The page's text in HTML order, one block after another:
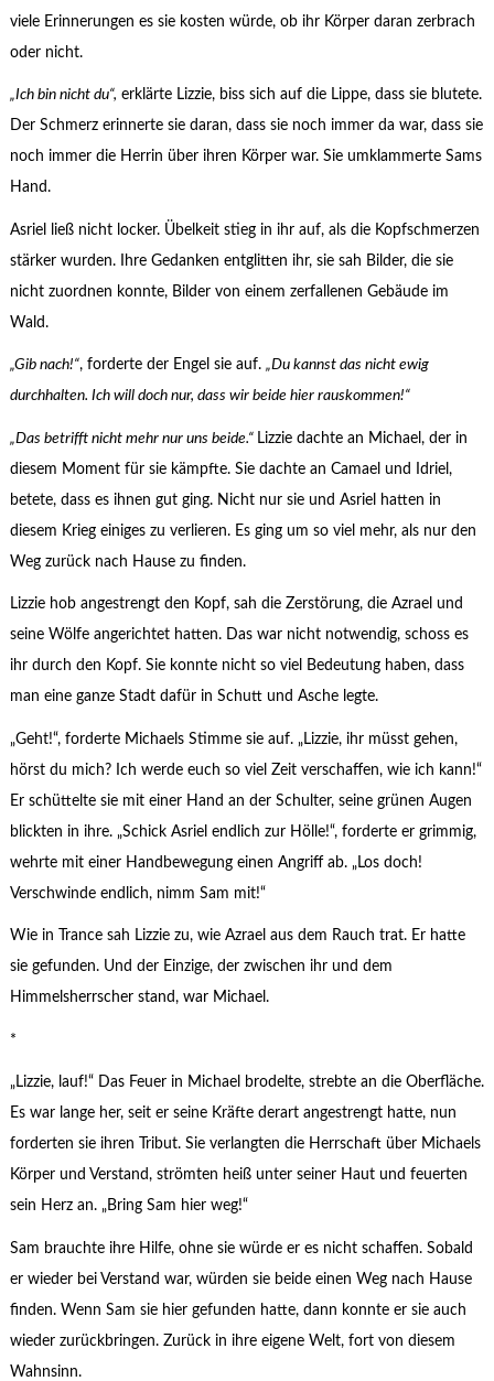
viele Erinnerungen es sie kosten würde, ob ihr Körper daran zerbrach
oder nicht.
„Ich bin nicht du“, erklärte Lizzie, biss sich auf die Lippe, dass sie blutete.
Der Schmerz erinnerte sie daran, dass sie noch immer da war, dass sie
noch immer die Herrin über ihren Körper war. Sie umklammerte Sams
Hand.
Asriel ließ nicht locker. Übelkeit stieg in ihr auf, als die Kopfschmerzen
stärker wurden. Ihre Gedanken entglitten ihr, sie sah Bilder, die sie
nicht zuordnen konnte, Bilder von einem zerfallenen Gebäude im
Wald.
„Gib nach!“, forderte der Engel sie auf. „Du kannst das nicht ewig
durchhalten. Ich will doch nur, dass wir beide hier rauskommen!“
„Das betrifft nicht mehr nur uns beide.“ Lizzie dachte an Michael, der in
diesem Moment für sie kämpfte. Sie dachte an Camael und Idriel,
betete, dass es ihnen gut ging. Nicht nur sie und Asriel hatten in
diesem Krieg einiges zu verlieren. Es ging um so viel mehr, als nur den
Weg zurück nach Hause zu finden.
Lizzie hob angestrengt den Kopf, sah die Zerstörung, die Azrael und
seine Wölfe angerichtet hatten. Das war nicht notwendig, schoss es
ihr durch den Kopf. Sie konnte nicht so viel Bedeutung haben, dass
man eine ganze Stadt dafür in Schutt und Asche legte.
„Geht!“, forderte Michaels Stimme sie auf. „Lizzie, ihr müsst gehen,
hörst du mich? Ich werde euch so viel Zeit verschaffen, wie ich kann!“
Er schüttelte sie mit einer Hand an der Schulter, seine grünen Augen
blickten in ihre. „Schick Asriel endlich zur Hölle!“, forderte er grimmig,
wehrte mit einer Handbewegung einen Angriff ab. „Los doch!
Verschwinde endlich, nimm Sam mit!“
Wie in Trance sah Lizzie zu, wie Azrael aus dem Rauch trat. Er hatte
sie gefunden. Und der Einzige, der zwischen ihr und dem
Himmelsherrscher stand, war Michael.
*
„Lizzie, lauf!“ Das Feuer in Michael brodelte, strebte an die Oberfläche.
Es war lange her, seit er seine Kräfte derart angestrengt hatte, nun
forderten sie ihren Tribut. Sie verlangten die Herrschaft über Michaels
Körper und Verstand, strömten heiß unter seiner Haut und feuerten
sein Herz an. „Bring Sam hier weg!“
Sam brauchte ihre Hilfe, ohne sie würde er es nicht schaffen. Sobald
er wieder bei Verstand war, würden sie beide einen Weg nach Hause
finden. Wenn Sam sie hier gefunden hatte, dann konnte er sie auch
wieder zurückbringen. Zurück in ihre eigene Welt, fort von diesem
Wahnsinn.